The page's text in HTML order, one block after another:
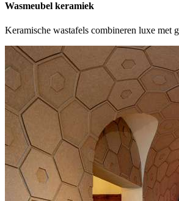
Wasmeubel keramiek
Keramische wastafels combineren luxe met